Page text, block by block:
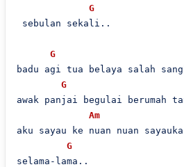
G
sebulan sekali..
G
badu agi tua belaya salah
G
awak panjai begulai berumah
Am
aku sayau ke nuan nuan
G
selama-lama..